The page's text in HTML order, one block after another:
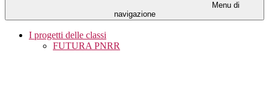
Menu di
navigazione
I progetti delle classi
FUTURA PNRR